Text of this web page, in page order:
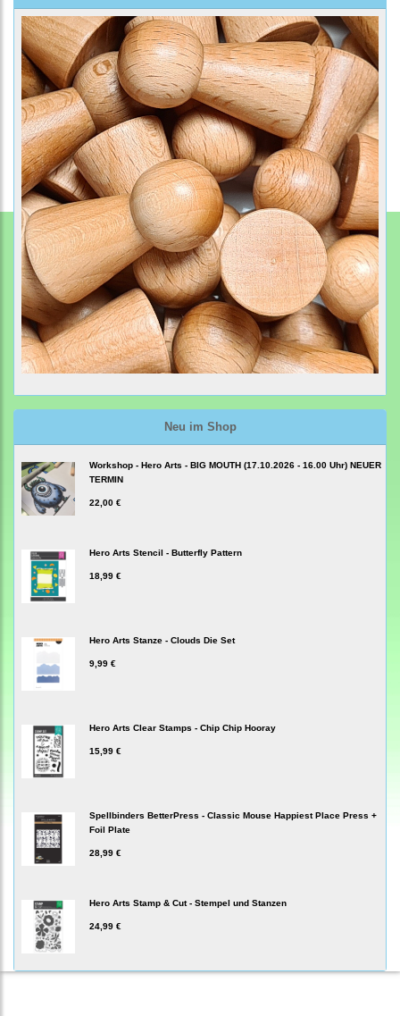
Neu im Shop
Workshop - Hero Arts - BIG MOUTH (17.10.2026 - 16.00 Uhr) NEUER
TERMIN
22,00 €
Hero Arts Stencil - Butterfly Pattern
18,99 €
Hero Arts Stanze - Clouds Die Set
9,99 €
Hero Arts Clear Stamps - Chip Chip Hooray
15,99 €
Spellbinders BetterPress - Classic Mouse Happiest Place Press +
Foil Plate
28,99 €
Hero Arts Stamp & Cut - Stempel und Stanzen
24,99 €